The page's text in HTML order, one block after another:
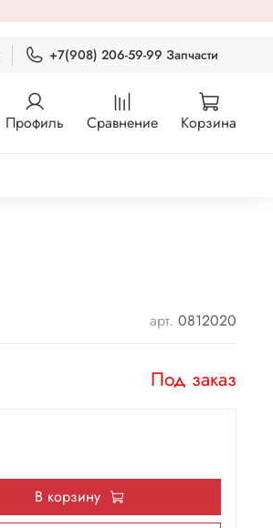
+7(908) 206-59-99 Запчасти
Профиль Сравнение Корзина
арт. 0812020
Под заказ
В корзину